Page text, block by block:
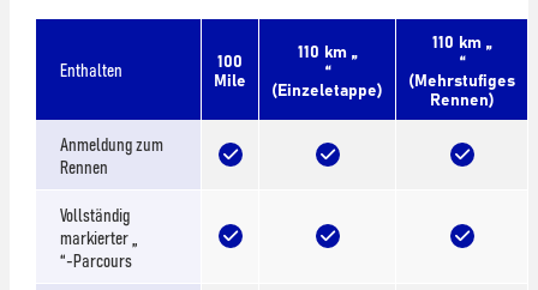
Enthalten
100
Mile
110 km „
“
(Einzeletappe)
110 km „
“
(Mehrstufiges
Rennen)
Anmeldung zum
Rennen
Vollständig
markierter „
“-Parcours